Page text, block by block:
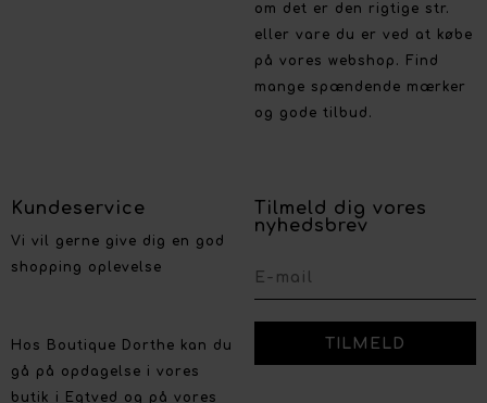
om det er den rigtige str.
eller vare du er ved at købe
på vores webshop. Find
mange spændende mærker
og gode tilbud.
Kundeservice
Vi vil gerne give dig en god
shopping oplevelse
Hos Boutique Dorthe kan du
gå på opdagelse i vores
butik i Egtved og på vores
Tilmeld dig vores
nyhedsbrev